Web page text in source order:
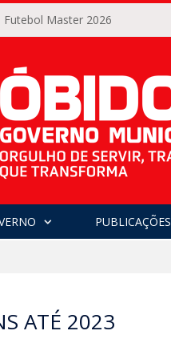
Futebol Master 2026
PUBLICAÇÕES
ATÉ 2023